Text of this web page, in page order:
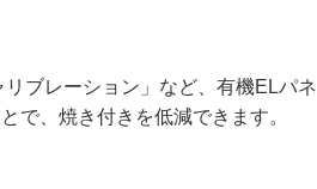
ブレーション」など、有機ELパネ
で、焼き付きを低減できます。